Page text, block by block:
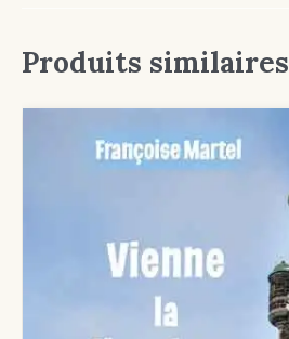
Produits similaires